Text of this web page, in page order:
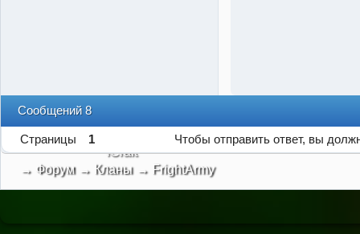
Сообщений 8
Страницы 1 Чтобы отправить ответ, вы
iCraft
→ Форум → Кланы → FrightArmy